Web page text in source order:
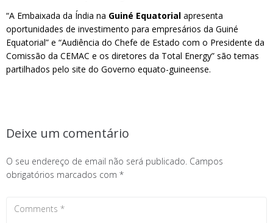
“A Embaixada da Índia na Guiné Equatorial apresenta
oportunidades de investimento para empresários da Guiné
Equatorial” e “Audiência do Chefe de Estado com o Presidente da
Comissão da CEMAC e os diretores da Total Energy” são temas
partilhados pelo site do Governo equato-guineense.
Deixe um comentário
O seu endereço de email não será publicado. Campos
obrigatórios marcados com *